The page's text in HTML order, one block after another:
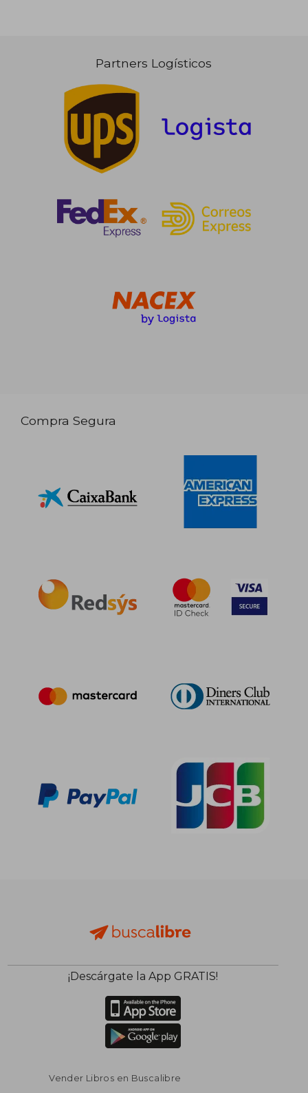
Partners Logísticos
Compra Segura
¡Descárgate la App GRATIS!
Vender Libros en Buscalibre